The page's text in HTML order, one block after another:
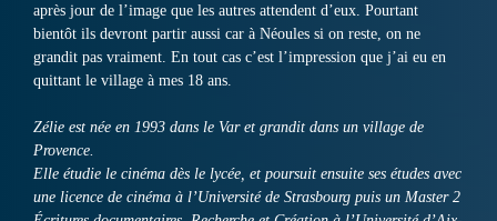
après jour de l’image que les autres attendent d’eux. Pourtant
bientôt ils devront partir aussi car à Néoules si on reste, on ne
grandit pas vraiment. En tout cas c’est l’impression que j’ai eu en
quittant le village à mes 18 ans.
Zélie est née en 1993 dans le Var et grandit dans un village de
Provence.
Elle étudie le cinéma dès le lycée, et poursuit ensuite ses études avec
une licence de cinéma à l’Université de Strasbourg puis un Master 2